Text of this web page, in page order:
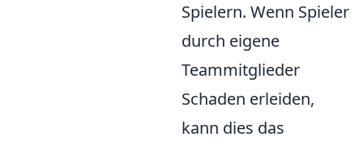
Spielern. Wenn Spieler
durch eigene
Teammitglieder
Schaden erleiden,
kann dies das